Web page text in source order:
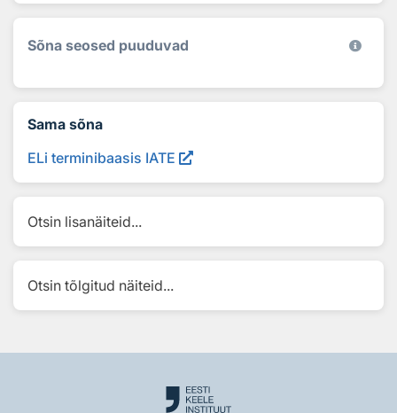
Sõna seosed puuduvad
Sama sõna
ELi terminibaasis IATE
Otsin lisanäiteid...
Otsin tõlgitud näiteid...